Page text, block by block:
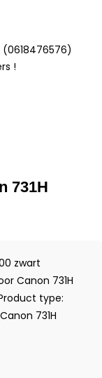
!
731H
zwart
Canon 731H
type:
731H